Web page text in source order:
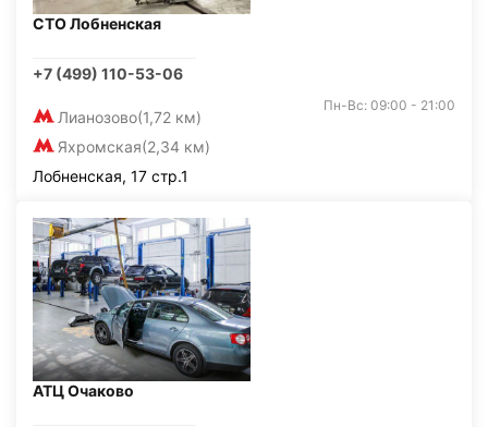
СТО Лобненская
+7 (499) 110-53-06
Лианозово(1,72 км)
Яхромская(2,34 км)
Пн-Вс: 09:00 - 21:00
Лобненская, 17 стр.1
АТЦ Очаково